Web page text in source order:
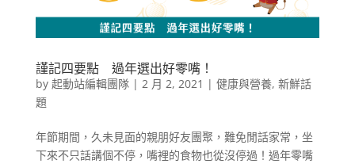
謹記四要點 過年選出好零嘴！
by 起動站編輯團隊| 2 月 2, 2021 | 健康與營養, 新鮮話
題
年節期間，久未見面的親朋好友團聚，難免閒話家常，坐
下來不只話講個不停，嘴裡的食物也從沒停過！過年零嘴